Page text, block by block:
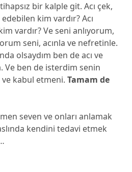
bir kalple git. Acı çek,
kim vardır? Acı
vardır? Ve seni anlıyorum,
seni, acınla ve nefretinle.
olsaydım ben de acı ve
ben de isterdim senin
ve kabul etmeni. Tamam de
seven ve onları anlamak
kendini tedavi etmek